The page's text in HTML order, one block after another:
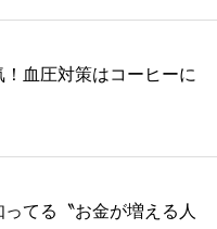
血圧対策はコーヒーに
ってる〝お金が増える人